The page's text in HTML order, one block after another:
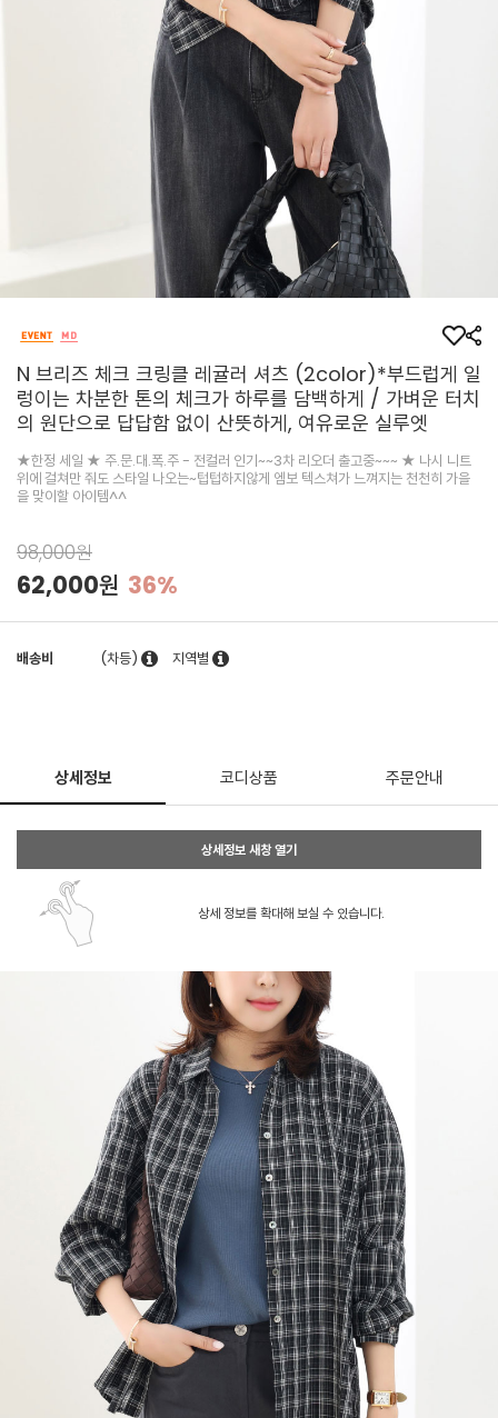
N 브리즈 체크 크링클 레귤러 셔츠 (2color)*부드럽게 일
렁이는 차분한 톤의 체크가 하루를 담백하게 / 가벼운 터치
의 원단으로 답답함 없이 산뜻하게, 여유로운 실루엣
★한정 세일 ★ 주.문.대.폭.주 - 전컬러 인기~~3차 리오더 출고중~~~ ★ 나시 니트
위에 걸쳐만 줘도 스타일 나오는~텁텁하지않게 엠보 텍스쳐가 느껴지는 천천히 가을
을 맞이할 아이템^^
98,000원
62,000원 36%
배송비 (차등) 지역별
상세정보 코디상품 주문안내
상세정보 새창 열기
상세 정보를 확대해 보실 수 있습니다.